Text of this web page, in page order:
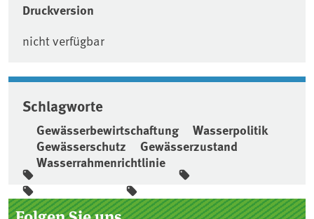
Druckversion
nicht verfügbar
Schlagworte
Gewässerbewirtschaftung
Wasserpolitik
Gewässerschutz
Gewässerzustand
Wasserrahmenrichtlinie
Seitenleiste